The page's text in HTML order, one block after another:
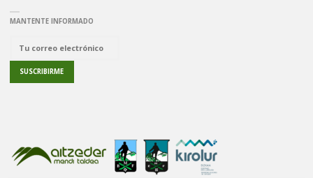
MANTENTE INFORMADO